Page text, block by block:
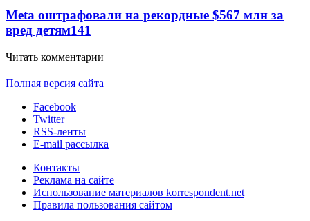
Meta оштрафовали на рекордные $567 млн за
вред детям141
Читать комментарии
Полная версия сайта
Facebook
Twitter
RSS-ленты
E-mail рассылка
Контакты
Реклама на сайте
Использование материалов korrespondent.net
Правила пользования сайтом